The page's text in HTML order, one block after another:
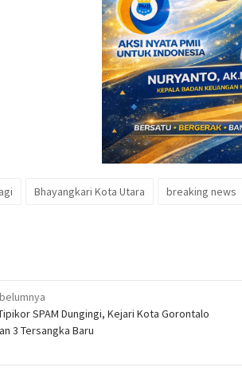
Bhayangkari Kota Utara breaking news
SPAM Dungingi, Kejari Kota Gorontalo
3 Tersangka Baru